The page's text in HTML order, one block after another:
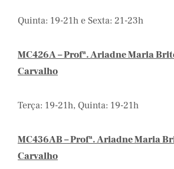
Quinta: 19-21h e Sexta: 21-23h
MC426A – Profª. Ariadne Maria
Carvalho
Terça: 19-21h, Quinta: 19-21h
MC436AB – Profª. Ariadne Maria
Carvalho